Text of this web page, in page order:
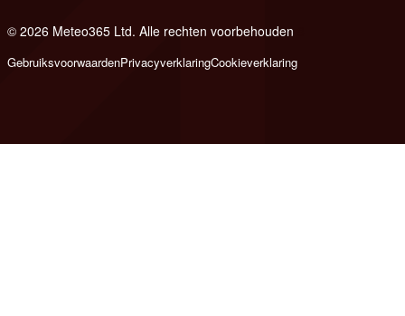
© 2026 Meteo365 Ltd. Alle rechten voorbehouden
GebruiksvoorwaardenPrivacyverklaringCookieverklaring